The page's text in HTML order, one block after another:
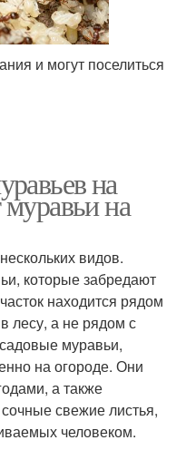
и могут поселиться
на
на
видов.
которые забредают
находится рядом
лесу, а не рядом с
муравьи,
на огороде. Они
а также
свежие листья,
человеком.